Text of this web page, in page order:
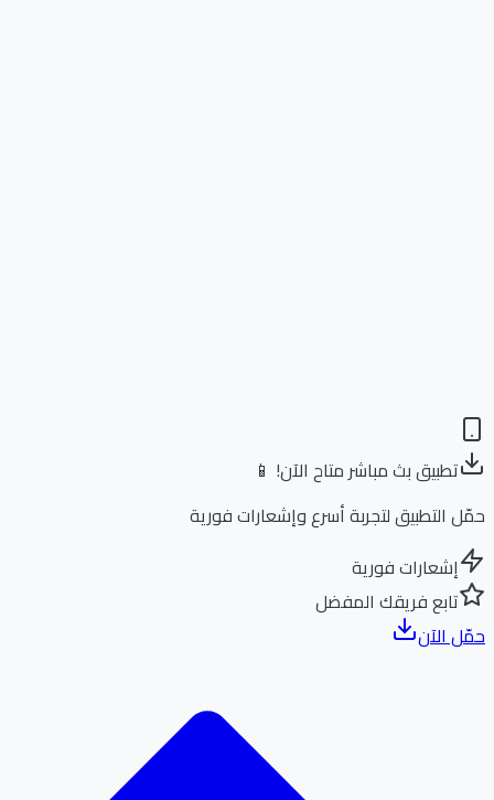
تطبيق بث مباشر متاح الآن! 📱
التطبيق لتجربة أسرع وإشعارات فورية
إشعارات فورية
تابع فريقك المفضل
الآن